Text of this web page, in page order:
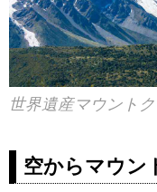
世界遺産マウント
空からマウン